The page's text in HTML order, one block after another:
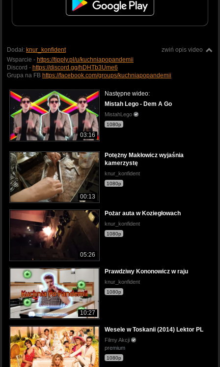
zwiń opis video
Dodał: knur_konfident
Wsparcie - https://tipply.pl/u/kuchniapopandemii
Discord - https://discord.gg/hDHTb3Ume6
Grupa na FB https://facebook.com/groups/kuchniapopandemii
03:16
Następne wideo:
Mistah Lego - Dem A Go
MistahLego
1080p
00:13
Potężny Makłowicz wyjaśnia
kamerzystę
knur_konfident
1080p
05:26
Pożar auta w Koziegłowach
knur_konfident
1080p
10:27
Prawdziwy Kononowicz w raju
knur_konfident
1080p
Wesele w Toskanii (2014) Lektor PL
Filmy Akcji
premium
1080p